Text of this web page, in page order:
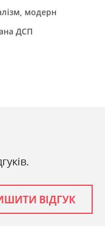
модерн
ДСП
ВІДГУК